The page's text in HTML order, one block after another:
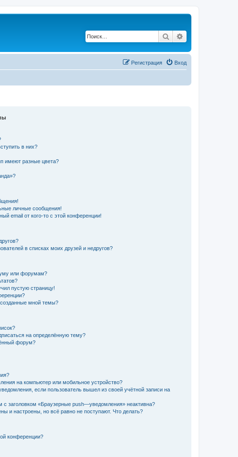
Поиск
Вход
Регистрация
в них?
имеют разные цвета?
личные сообщения!
email от кого-то с этой конференции!
в списках моих друзей и недругов?
или форумам?
пустую страницу!
мной темы?
на определённую тему?
форум?
на компьютер или мобильное устройство?
если пользователь вышел из своей учётной записи на
с заголовком «Браузерные push—уведомления» неактивна?
и настроены, но всё равно не поступают. Что делать?
конференции?